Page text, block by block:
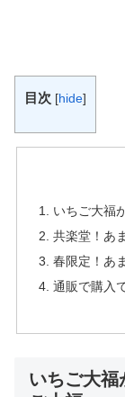
目次 [hide]
いちご大福
共楽堂！あ
春限定！あ
通販で購入
いちご大福